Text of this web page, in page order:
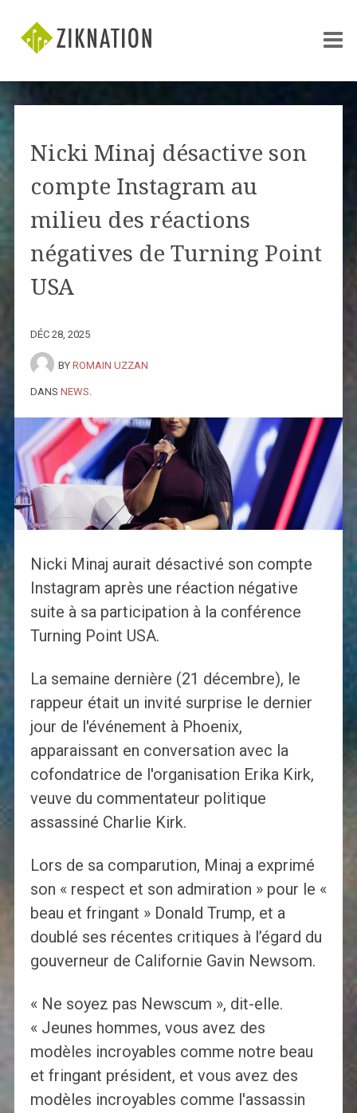
Nicki Minaj désactive son
compte Instagram au
milieu des réactions
négatives de Turning Point
USA
DÉC 28, 2025
BY ROMAIN UZZAN
DANS NEWS
Nicki Minaj aurait désactivé son compte
Instagram après une réaction négative
suite à sa participation à la conférence
Turning Point USA.
La semaine dernière (21 décembre), le
rappeur était un invité surprise le dernier
jour de l'événement à Phoenix,
apparaissant en conversation avec la
cofondatrice de l'organisation Erika Kirk,
veuve du commentateur politique
assassiné Charlie Kirk.
Lors de sa comparution, Minaj a exprimé
son « respect et son admiration » pour le «
beau et fringant » Donald Trump, et a
doublé ses récentes critiques à l’égard du
gouverneur de Californie Gavin Newsom.
« Ne soyez pas Newscum », dit-elle.
« Jeunes hommes, vous avez des
modèles incroyables comme notre beau
et fringant président, et vous avez des
modèles incroyables comme l'assassin